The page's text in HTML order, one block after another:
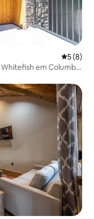
5 de
5 (8)
em Columbia